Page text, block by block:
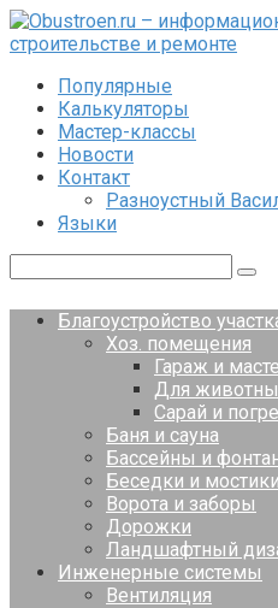
Перейти
к
Популярные
Калькуляторы
Мастер-классы
Новости
Контакт
Разноустный
Языки
Благоустройство
Хоз. помещения
Гараж и
Для
Сарай и
Баня и сауна
Бассейны и
Беседки и мостики
Ворота и заборы
Дорожки
Ландшафтный
Инженерные системы
Вентиляция